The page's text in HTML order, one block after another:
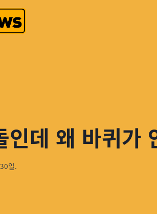
인데 왜 바퀴가
일.